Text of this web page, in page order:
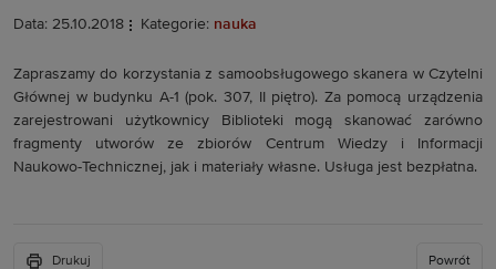
Data: 25.10.2018 Kategorie: nauka
Zapraszamy do korzystania z samoobsługowego skanera w Czytelni
Głównej w budynku A-1 (pok. 307, II piętro). Za pomocą urządzenia
zarejestrowani użytkownicy Biblioteki mogą skanować zarówno
fragmenty utworów ze zbiorów Centrum Wiedzy i Informacji
Naukowo-Technicznej, jak i materiały własne. Usługa jest bezpłatna.
Drukuj Powrót